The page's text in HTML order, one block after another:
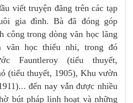
viết truyện đăng trên các tạp
gia đình. Bà đã đóng góp
công trong dòng văn học lãng
văn học thiếu nhi, trong đó
Fauntleroy (tiểu thuyết,
(tiểu thuyết, 1905), Khu vườn
đến nay vẫn được nhiều
bút pháp linh hoạt và những